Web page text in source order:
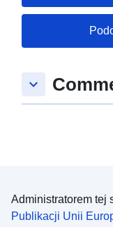
uriRef:
keyboard_arrow_down
Administratorem tej
Publikacji Unii